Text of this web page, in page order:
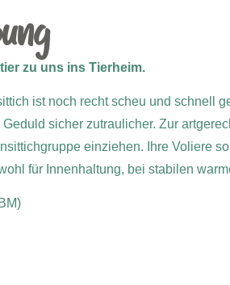
zu uns ins Tierheim.
ist noch recht scheu und schnell
sicher zutraulicher. Zur
einziehen. Ihre Voliere
für Innenhaltung, bei stabilen